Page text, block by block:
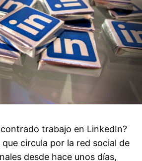
trabajo en LinkedIn?
circula por la red social de
desde hace unos días,